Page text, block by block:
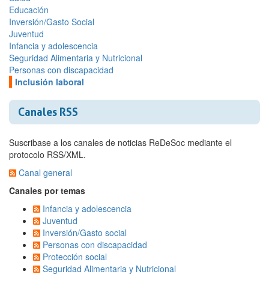
Educación
Inversión/Gasto Social
Juventud
Infancia y adolescencia
Seguridad Alimentaria y Nutricional
Personas con discapacidad
Inclusión laboral
Canales RSS
Suscribase a los canales de noticias ReDeSoc mediante el
protocolo RSS/XML.
Canal general
Canales por temas
Infancia y adolescencia
Juventud
Inversión/Gasto social
Personas con discapacidad
Protección social
Seguridad Alimentaria y Nutricional